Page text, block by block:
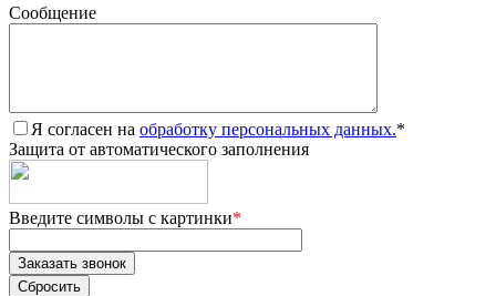
Сообщение
Я согласен на обработку персональных данных.*
Защита от автоматического заполнения
Введите символы с картинки*